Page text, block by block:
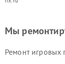
Мы
Ремонт игровых